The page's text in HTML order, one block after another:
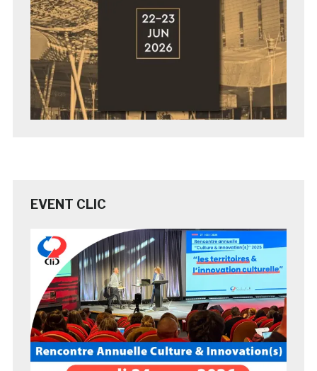
EVENT CLIC